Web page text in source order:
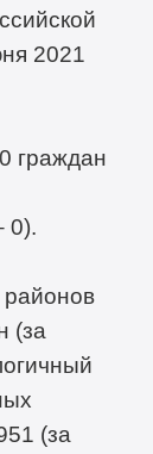
2021
граждан
0).
(за
(за